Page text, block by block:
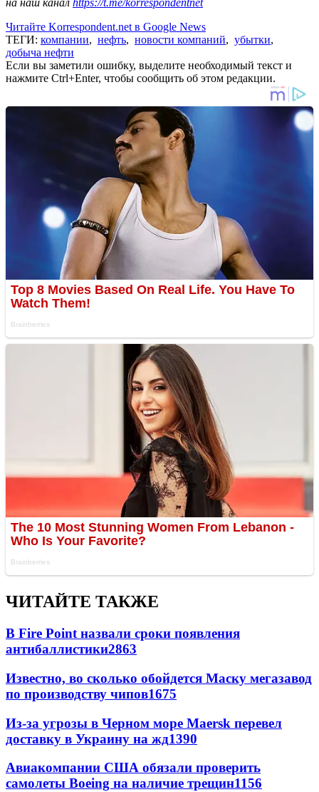
Читайте Korrespondent.net в Google News
ТЕГИ: компании, нефть, новости компаний, убытки,
добыча нефти
Если вы заметили ошибку, выделите необходимый текст и
нажмите Ctrl+Enter, чтобы сообщить об этом редакции.
ЧИТАЙТЕ ТАКЖЕ
В Fire Point назвали сроки появления
антибаллистики2863
Известно, во сколько обойдется Маску мегазавод
по производству чипов1675
Из-за угрозы в Черном море Maersk перевел
доставку в Украину на жд1390
Авиакомпании США обязали проверить
самолеты Boeing на наличие трещин1156